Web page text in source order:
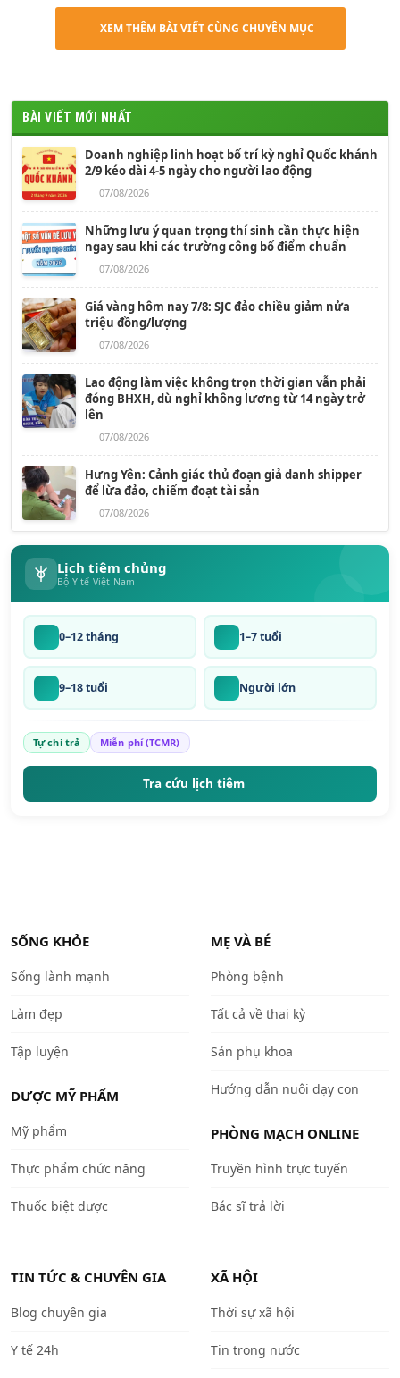
XEM THÊM BÀI VIẾT CÙNG CHUYÊN MỤC
BÀI VIẾT MỚI NHẤT
Doanh nghiệp linh hoạt bố trí kỳ nghỉ Quốc khánh
2/9 kéo dài 4-5 ngày cho người lao động
07/08/2026
Những lưu ý quan trọng thí sinh cần thực hiện
ngay sau khi các trường công bố điểm chuẩn
07/08/2026
Giá vàng hôm nay 7/8: SJC đảo chiều giảm nửa
triệu đồng/lượng
07/08/2026
Lao động làm việc không trọn thời gian vẫn phải
đóng BHXH, dù nghỉ không lương từ 14 ngày trở
lên
07/08/2026
Hưng Yên: Cảnh giác thủ đoạn giả danh shipper
để lừa đảo, chiếm đoạt tài sản
07/08/2026
Lịch tiêm chủng
Bộ Y tế Việt Nam
0–12 tháng 1–7 tuổi
9–18 tuổi Người lớn
Tự chi trả Miễn phí (TCMR)
Tra cứu lịch tiêm
SỐNG KHỎE
Sống lành mạnh
Làm đẹp
Tập luyện
DƯỢC MỸ PHẨM
Mỹ phẩm
Thực phẩm chức năng
Thuốc biệt dược
MẸ VÀ BÉ
Phòng bệnh
Tất cả về thai kỳ
Sản phụ khoa
Hướng dẫn nuôi dạy con
PHÒNG MẠCH ONLINE
Truyền hình trực tuyến
Bác sĩ trả lời
TIN TỨC & CHUYÊN GIA
Blog chuyên gia
Y tế 24h
XÃ HỘI
Thời sự xã hội
Tin trong nước